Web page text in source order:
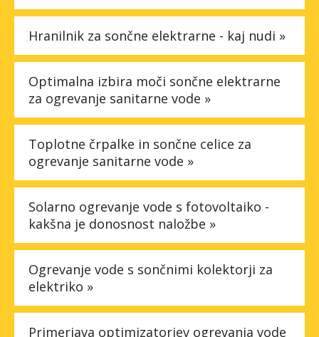
Hranilnik za sončne elektrarne - kaj nudi »
Optimalna izbira moči sončne elektrarne
za ogrevanje sanitarne vode »
Toplotne črpalke in sončne celice za
ogrevanje sanitarne vode »
Solarno ogrevanje vode s fotovoltaiko -
kakšna je donosnost naložbe »
Ogrevanje vode s sončnimi kolektorji za
elektriko »
Primerjava optimizatorjev ogrevanja vode